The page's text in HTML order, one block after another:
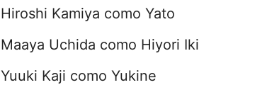
Hiroshi Kamiya como Yato
Maaya Uchida como Hiyori Iki
Yuuki Kaji como Yukine